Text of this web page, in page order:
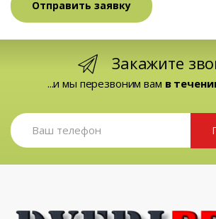
Закажите
...и мы перезвоним вам в